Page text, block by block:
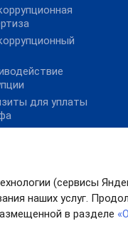
(сервисы
наших услуг.
в разделе
для уплаты
контроля